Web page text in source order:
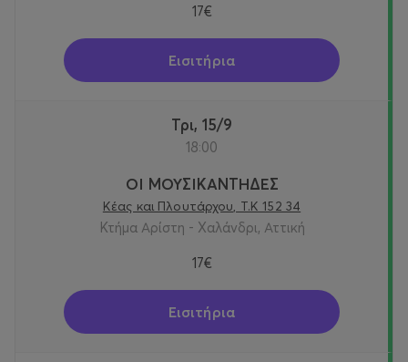
17€
Εισιτήρια
Τρι, 15/9
18:00
ΟΙ ΜΟΥΣΙΚΑΝΤΗΔΕΣ
Κέας και Πλουτάρχου, Τ.Κ 152 34
Κτήμα Αρίστη - Χαλάνδρι, Αττική
17€
Εισιτήρια